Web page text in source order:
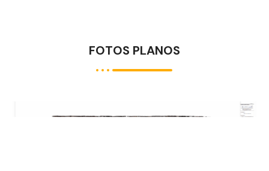
FOTOS PLANOS